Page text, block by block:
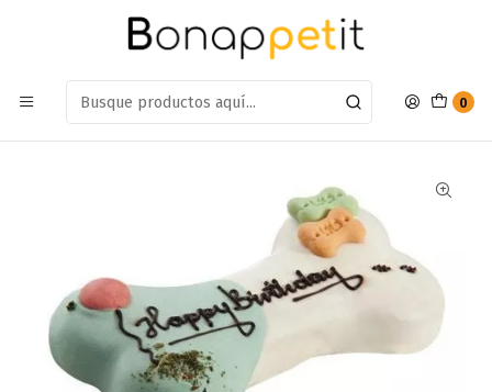
0
Estamos en: Antumalal 612, Quilicura Míranos en Maps
Snack Huesos y Masticables
Pastel de Cumpleaños Carne y Vegetales